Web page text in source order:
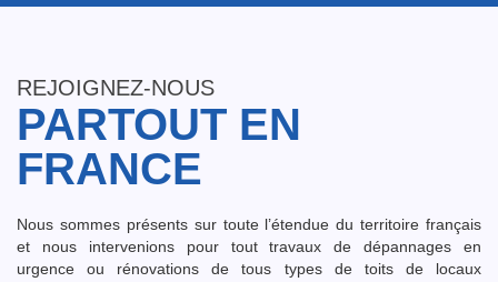
REJOIGNEZ-NOUS
PARTOUT EN
FRANCE
Nous sommes présents sur toute l’étendue du territoire français
et nous intervenions pour tout travaux de dépannages en
urgence ou rénovations de tous types de toits de locaux